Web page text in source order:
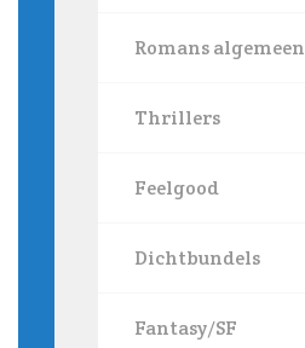
Romans algemeen
Thrillers
Feelgood
Dichtbundels
Fantasy/SF